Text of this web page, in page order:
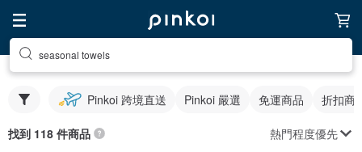
seasonal towels
Pinkoi 跨境直送 Pinkoi 嚴選 免運商品 折扣商
找到 118 件商品 熱門程度優先